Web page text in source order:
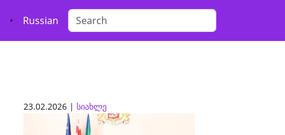
• Russian
23.02.2026 | სიახლე